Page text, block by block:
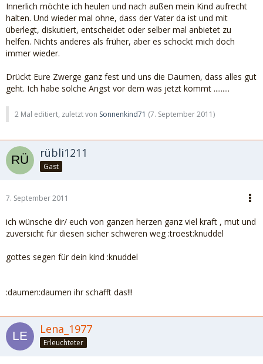
Innerlich möchte ich heulen und nach außen mein Kind aufrecht
halten. Und wieder mal ohne, dass der Vater da ist und mit
überlegt, diskutiert, entscheidet oder selber mal anbietet zu
helfen. Nichts anderes als früher, aber es schockt mich doch
immer wieder.
Drückt Eure Zwerge ganz fest und uns die Daumen, dass alles gut
geht. Ich habe solche Angst vor dem was jetzt kommt .........
2 Mal editiert, zuletzt von Sonnenkind71 (7. September 2011)
rübli1211
Gast
7. September 2011
ich wünsche dir/ euch von ganzen herzen ganz viel kraft , mut und
zuversicht für diesen sicher schweren weg :troest:knuddel
gottes segen für dein kind :knuddel
:daumen:daumen ihr schafft das!!!
Lena_1977
Erleuchteter